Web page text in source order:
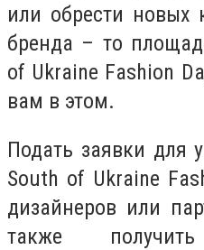
или обрести новых
бренда – то
of Ukraine Fashion
вам в этом.
Подать заявки для
South of Ukraine
дизайнеров или
также получить